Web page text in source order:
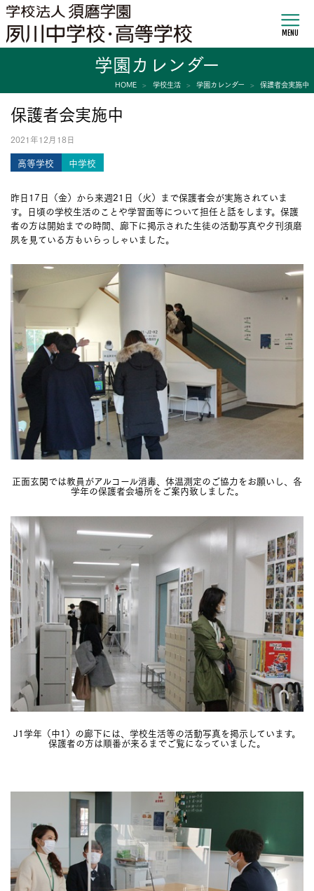
MENU
学園カレンダー
HOME 学校生活 学園カレンダー 保護者会実施中
保護者会実施中
2021年12月18日
高等学校 中学校
昨日17日（金）から来週21日（火）まで保護者会が実施されていま
す。日頃の学校生活のことや学習面等について担任と話をします。保護
者の方は開始までの時間、廊下に掲示された生徒の活動写真や夕刊須磨
夙を見ている方もいらっしゃいました。
正面玄関では教員がアルコール消毒、体温測定のご協力をお願いし、各
学年の保護者会場所をご案内致しました。
J1学年（中1）の廊下には、学校生活等の活動写真を掲示しています。
保護者の方は順番が来るまでご覧になっていました。